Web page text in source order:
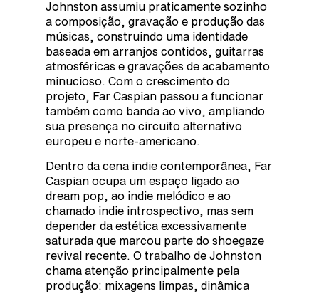
Johnston assumiu praticamente sozinho
a composição, gravação e produção das
músicas, construindo uma identidade
baseada em arranjos contidos, guitarras
atmosféricas e gravações de acabamento
minucioso. Com o crescimento do
projeto, Far Caspian passou a funcionar
também como banda ao vivo, ampliando
sua presença no circuito alternativo
europeu e norte-americano.
Dentro da cena indie contemporânea, Far
Caspian ocupa um espaço ligado ao
dream pop, ao indie melódico e ao
chamado indie introspectivo, mas sem
depender da estética excessivamente
saturada que marcou parte do shoegaze
revival recente. O trabalho de Johnston
chama atenção principalmente pela
produção: mixagens limpas, dinâmica